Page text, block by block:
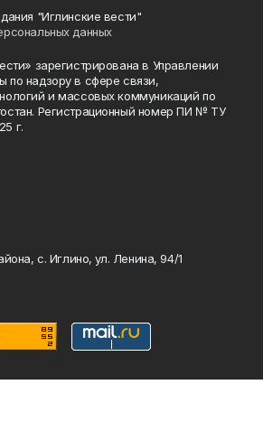
"Иглинские вести"
данных
зарегистрирована в Управлении
по надзору в сфере связи,
и массовых коммуникаций по
Регистрационный номер ПИ № ТУ
г.
с. Иглино, ул. Ленина, 94/1